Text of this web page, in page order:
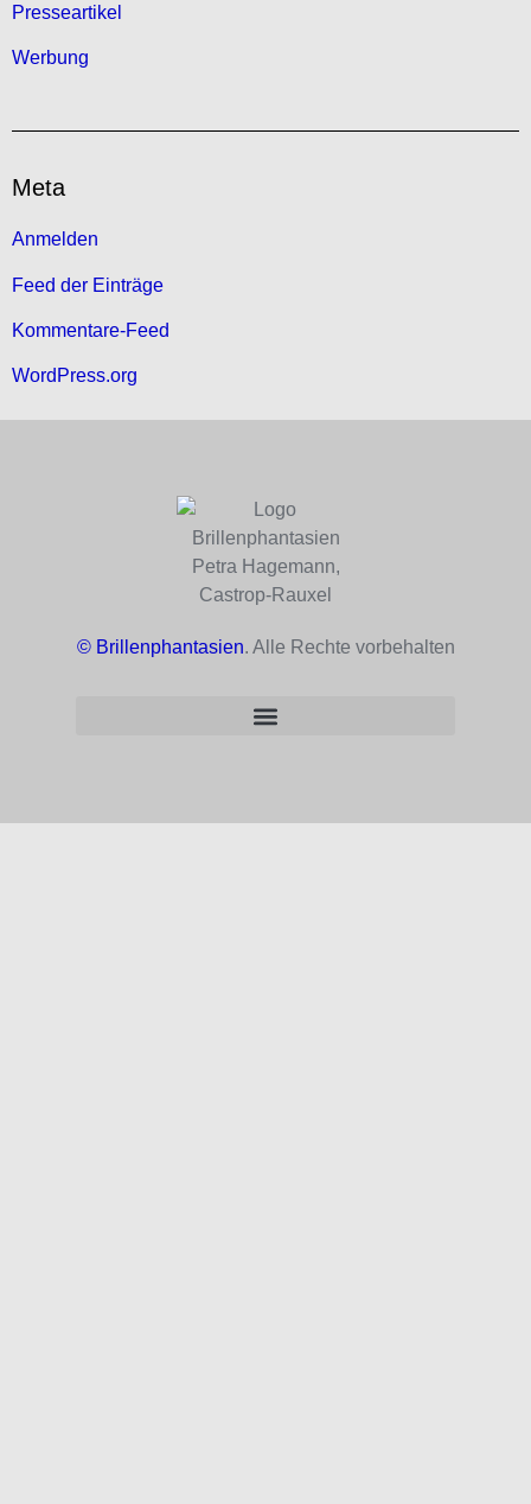
Presseartikel
Werbung
Meta
Anmelden
Feed der Einträge
Kommentare-Feed
WordPress.org
© Brillenphantasien. Alle Rechte vorbehalten